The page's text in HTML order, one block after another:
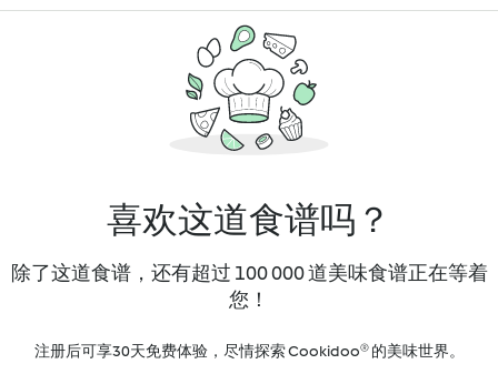
喜欢这道食谱吗？
除了这道食谱，还有超过 100 000 道美味食谱正在等着
您！
注册后可享30天免费体验，尽情探索 Cookidoo® 的美味世界。